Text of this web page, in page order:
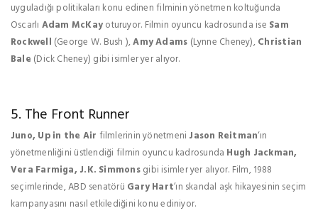
uyguladığı politikaları konu edinen filminin yönetmen koltuğunda
Oscarlı Adam McKayoturuyor. Filmin oyuncu kadrosunda ise Sam
Rockwell (George W. Bush ),Amy Adams (Lynne Cheney),Christian
Bale (Dick Cheney) gibi isimler yer alıyor.
5. The Front Runner
Juno, Up in the Air filmlerinin yönetmeni Jason Reitman‘ın
yönetmenliğini üstlendiği filmin oyuncu kadrosunda Hugh Jackman,
Vera Farmiga, J.K. Simmonsgibi isimler yer alıyor. Film, 1988
seçimlerinde, ABD senatörü Gary Hart’ın skandal aşk hikayesinin seçim
kampanyasını nasıl etkilediğini konu ediniyor.